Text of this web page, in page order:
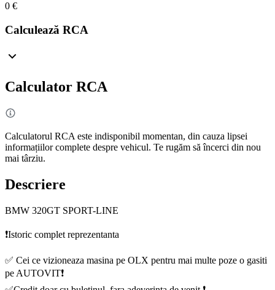
0 €
Calculează RCA
Calculator RCA
Calculatorul RCA este indisponibil momentan, din cauza lipsei
informațiilor complete despre vehicul. Te rugăm să încerci din nou
mai târziu.
Descriere
BMW 320GT SPORT-LINE
❗️Istoric complet reprezentanta
✅ Cei ce vizioneaza masina pe OLX pentru mai multe poze o gasiti
pe AUTOVIT❗️